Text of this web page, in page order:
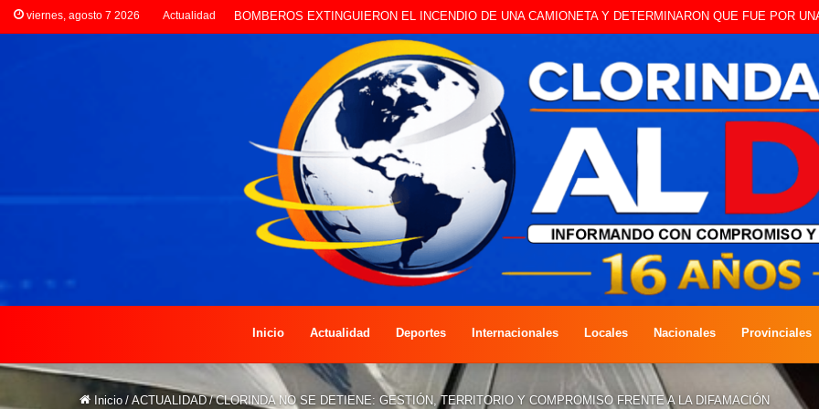
viernes, agosto 7 2026 Actualidad LA POLICÍA INVESTIGA ROBO A CAMBISTA OCURRIDO ESTE JUEVES
Inicio Actualidad Deportes Internacionales Locales Nacionales Provinciales
Inicio / ACTUALIDAD / CLORINDA NO SE DETIENE: GESTIÓN, TERRITORIO Y COMPROMISO FRENTE A LA DIFAMACIÓN